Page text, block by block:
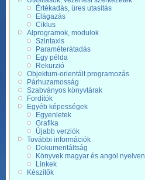
Értékadás, üres utasítás
Elágazás
Ciklus
Alprogramok, modulok
Szintaxis
Paraméterátadás
Egy példa
Rekurzió
Objektum-orientált programozás
Párhuzamosság
Szabványos könyvtárak
Fordítók
Egyéb képességek
Egyenletek
Grafika
Újabb verziók
További információk
Dokumentáltság
Könyvek magyar és angol nyelven
Linkek
Készítők